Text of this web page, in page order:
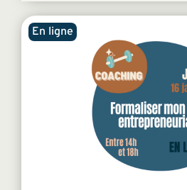
En ligne